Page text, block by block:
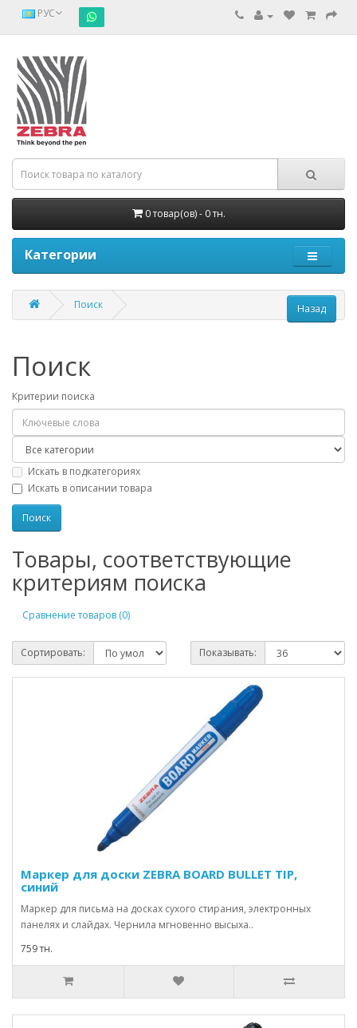
РУС
0 товар(ов) - 0 тн.
Категории
Поиск
Поиск
Критерии поиска
Искать в подкатегориях
Искать в описании товара
Товары, соответствующие
критериям поиска
Сравнение товаров (0)
Сортировать: Показывать:
Маркер для доски ZEBRA BOARD BULLET TIP,
синий
Маркер для письма на досках сухого стирания, электронных
панелях и слайдах. Чернила мгновенно высыха..
759 тн.